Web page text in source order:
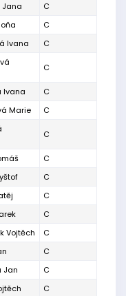
Jana
C
C
Ivana C
C
Ivana
C
Marie C
C
C
C
C
C
Vojtěch
C
C
Jan
C
C